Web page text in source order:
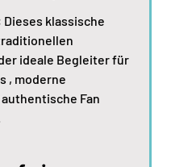
Dieses klassische
ideale Begleiter für
, moderne
Fan